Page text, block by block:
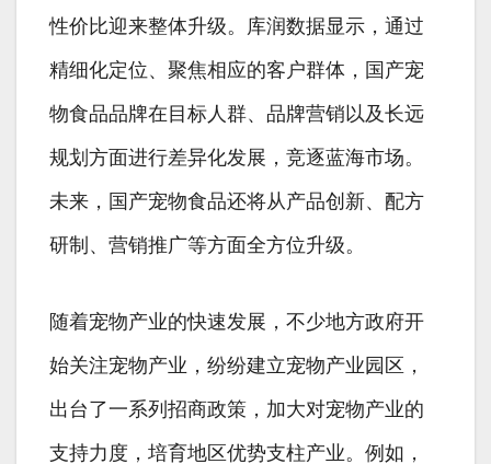
性价比迎来整体升级。库润数据显示，通过
精细化定位、聚焦相应的客户群体，国产宠
物食品品牌在目标人群、品牌营销以及长远
规划方面进行差异化发展，竞逐蓝海市场。
未来，国产宠物食品还将从产品创新、配方
研制、营销推广等方面全方位升级。
随着宠物产业的快速发展，不少地方政府开
始关注宠物产业，纷纷建立宠物产业园区，
出台了一系列招商政策，加大对宠物产业的
支持力度，培育地区优势支柱产业。例如，